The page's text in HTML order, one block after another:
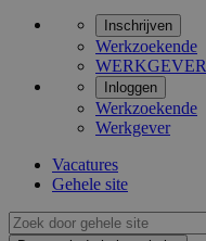
Inschrijven
Werkzoekende
WERKGEVER
Inloggen
Werkzoekende
Werkgever
Vacatures
Gehele site